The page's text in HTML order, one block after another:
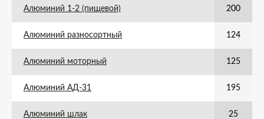
Алюминий 1-2 (пищевой) 200
Алюминий разносортный 124
Алюминий моторный 125
Алюминий АД-31 195
Алюминий шлак 25